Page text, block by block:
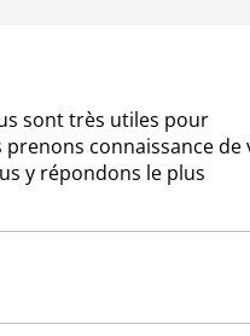
sont très utiles pour
connaissance de
y répondons le plus